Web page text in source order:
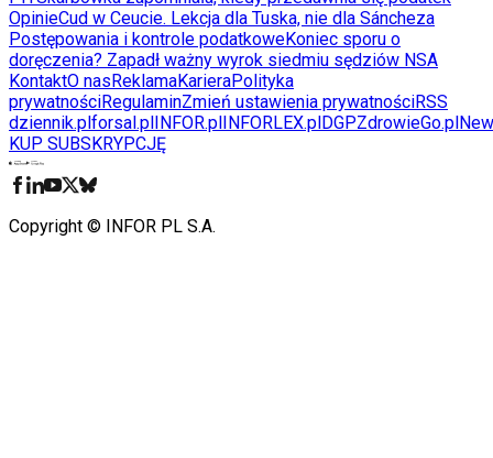
OpinieCud w Ceucie. Lekcja dla Tuska, nie dla Sáncheza
Postępowania i kontrole podatkoweKoniec sporu o
doręczenia? Zapadł ważny wyrok siedmiu sędziów NSA
KontaktO nasReklamaKarieraPolityka
prywatnościRegulaminZmień ustawienia prywatnościRSS
dziennik.plforsal.plINFOR.plINFORLEX.plDGPZdrowieGo.pl
KUP SUBSKRYPCJĘ
Copyright © INFOR PL S.A.